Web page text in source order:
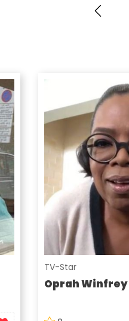
TV-Star
Oprah Winfrey